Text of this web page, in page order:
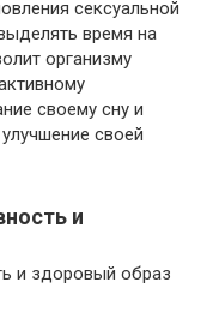
сексуальной
время на
организму
своему сну и
своей
и